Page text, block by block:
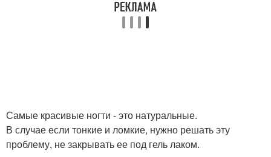
Самые красивые ногти - это натуральные.
В случае если тонкие и ломкие, нужно решать эту
проблему, не закрывать ее под гель лаком.